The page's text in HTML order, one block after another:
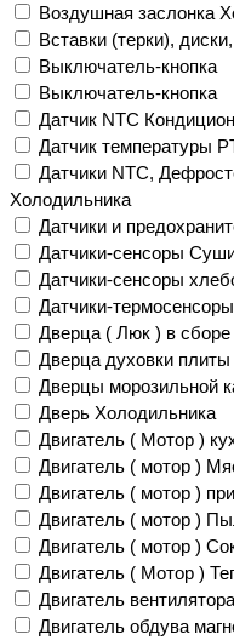
Воздушная заслонка
Вставки (терки),
Выключатель-кнопка
Выключатель-кнопка
Датчик NTC
Датчик температуры
Датчики NTC,
Холодильника
Датчики и
Датчики-сенсоры
Датчики-сенсоры
Датчики-
Дверца ( Люк ) в
Дверца духовки плиты
Дверцы морозильной
Дверь Холодильника
Двигатель ( Мотор )
Двигатель ( мотор )
Двигатель ( мотор )
Двигатель ( мотор )
Двигатель ( мотор )
Двигатель ( Мотор )
Двигатель
Двигатель обдува